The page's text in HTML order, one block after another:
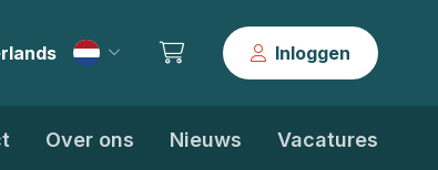
Inloggen
Over ons Nieuws Vacatures